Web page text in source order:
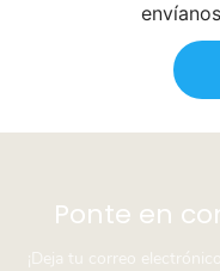
Ponte en
¡Deja tu correo